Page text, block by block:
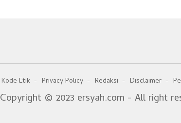
Kode Etik Privacy Policy Redaksi Disclaimer
Copyright © 2023 ersyah.com - All right